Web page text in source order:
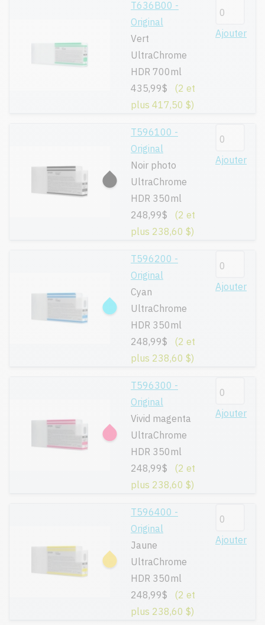
T636B00 -
Original
Vert
UltraChrome
HDR 700ml
435,99$
(2 et
plus 417,50 $)
Ajouter
T596100 -
Original
Noir photo
UltraChrome
HDR 350ml
248,99$
(2 et
plus 238,60 $)
Ajouter
T596200 -
Original
Cyan
UltraChrome
HDR 350ml
248,99$
(2 et
plus 238,60 $)
Ajouter
T596300 -
Original
Vivid magenta
UltraChrome
HDR 350ml
248,99$
(2 et
plus 238,60 $)
Ajouter
T596400 -
Original
Jaune
UltraChrome
HDR 350ml
248,99$
(2 et
plus 238,60 $)
Ajouter